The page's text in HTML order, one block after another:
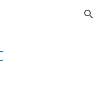
Skip to navigation